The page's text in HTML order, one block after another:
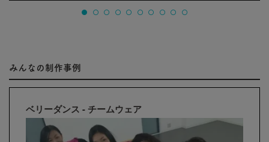
みんなの制作事例
ベリーダンス - チームウェア